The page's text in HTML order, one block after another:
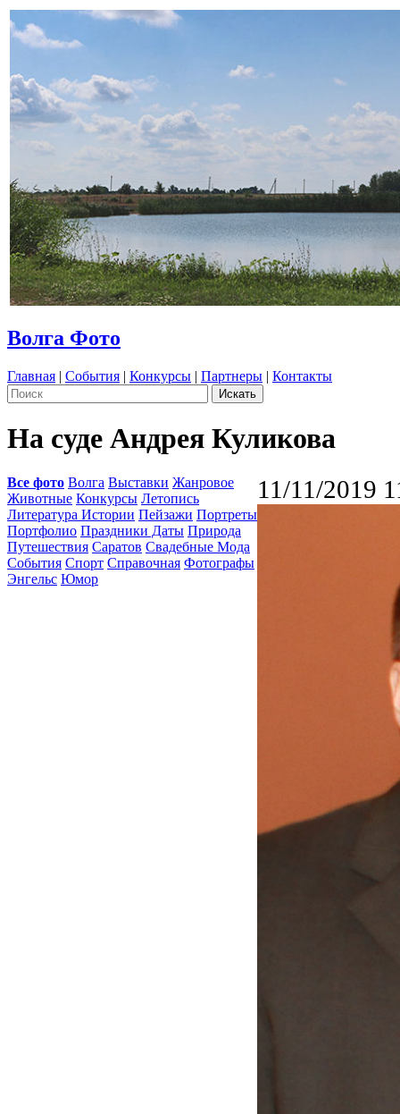
Волга Фото
Главная | События | Конкурсы | Партнеры | Контакты
На суде Андрея Куликова
Все фото Волга Выставки Жанровое
Животные Конкурсы Летопись
Литература Истории Пейзажи Портреты
Портфолио Праздники Даты Природа
Путешествия Саратов Свадебные Мода
События Спорт Справочная Фотографы
Энгельс Юмор
11/11/2019